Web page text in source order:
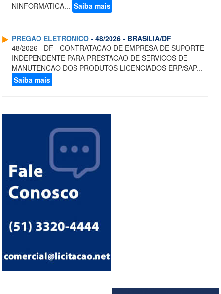
NINFORMATICA... Saiba mais
PREGAO ELETRONICO - 48/2026 - BRASILIA/DF
48/2026 - DF - CONTRATACAO DE EMPRESA DE SUPORTE
INDEPENDENTE PARA PRESTACAO DE SERVICOS DE
MANUTENCAO DOS PRODUTOS LICENCIADOS ERP/SAP...
Saiba mais